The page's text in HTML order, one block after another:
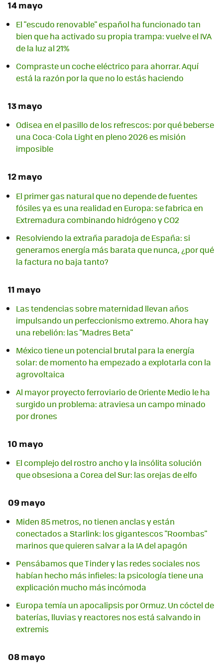
14 mayo
El "escudo renovable" español ha funcionado tan
bien que ha activado su propia trampa: vuelve el IVA
de la luz al 21%
Compraste un coche eléctrico para ahorrar. Aquí
está la razón por la que no lo estás haciendo
13 mayo
Odisea en el pasillo de los refrescos: por qué beberse
una Coca-Cola Light en pleno 2026 es misión
imposible
12 mayo
El primer gas natural que no depende de fuentes
fósiles ya es una realidad en Europa: se fabrica en
Extremadura combinando hidrógeno y CO2
Resolviendo la extraña paradoja de España: si
generamos energía más barata que nunca, ¿por qué
la factura no baja tanto?
11 mayo
Las tendencias sobre maternidad llevan años
impulsando un perfeccionismo extremo. Ahora hay
una rebelión: las "Madres Beta"
México tiene un potencial brutal para la energía
solar: de momento ha empezado a explotarla con la
agrovoltaica
Al mayor proyecto ferroviario de Oriente Medio le ha
surgido un problema: atraviesa un campo minado
por drones
10 mayo
El complejo del rostro ancho y la insólita solución
que obsesiona a Corea del Sur: las orejas de elfo
09 mayo
Miden 85 metros, no tienen anclas y están
conectados a Starlink: los gigantescos "Roombas"
marinos que quieren salvar a la IA del apagón
Pensábamos que Tinder y las redes sociales nos
habían hecho más infieles: la psicología tiene una
explicación mucho más incómoda
Europa temía un apocalipsis por Ormuz. Un cóctel de
baterías, lluvias y reactores nos está salvando in
extremis
08 mayo